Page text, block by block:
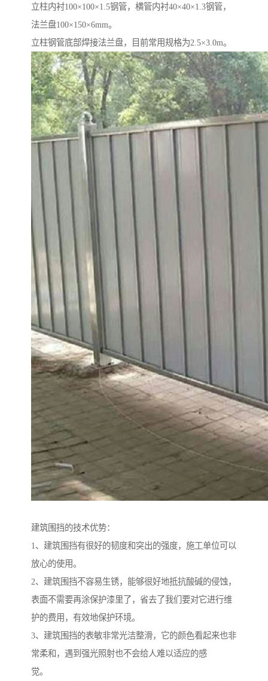
立柱内衬100×100×1.5钢管，横管内衬40×40×1.3钢管，
法兰盘100×150×6mm。
立柱钢管底部焊接法兰盘，目前常用规格为2.5×3.0m。
建筑围挡的技术优势：
1、建筑围挡有很好的韧度和突出的强度，施工单位可以
放心的使用。
2、建筑围挡不容易生锈，能够很好地抵抗酸碱的侵蚀，
表面不需要再涂保护漆里了，省去了我们要对它进行维
护的费用，有效地保护环境。
3、建筑围挡的表敏非常光洁整滑，它的颜色看起来也非
常柔和，遇到强光照射也不会给人难以适应的感
觉。